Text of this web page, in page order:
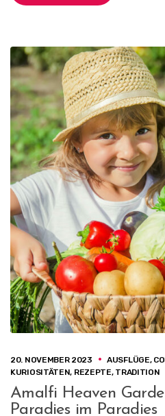
20. NOVEMBER 2023 AUSFLÜGE,
KURIOSITÄTEN, REZEPTE, TRADITION
Amalfi Heaven
Paradies im Paradies